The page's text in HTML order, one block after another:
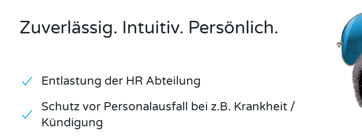
Zuverlässig. Intuitiv. Persönlich.
Entlastung der HR Abteilung
Schutz vor Personalausfall bei z.B. Krankheit /
Kündigung